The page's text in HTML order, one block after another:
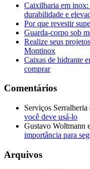
Caixilharia em inox:
durabilidade e
Por que revestir
Guarda-corpo sob
Realize seus
Montinox
Caixas de hidrante
comprar
Comentários
Serviços Serralheria
você deve usá-lo
Gustavo Woltmann
importância para
Arquivos